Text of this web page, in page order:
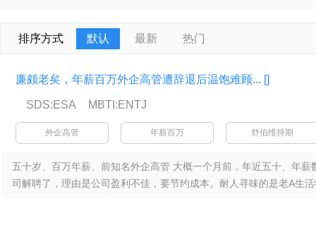
排序方式 默认 最新 热门
廉颇老矣，年薪百万外企高管遭辞退后温饱难顾... []
SDS:ESA MBTI:ENTJ
外企高管 年薪百万 舒伯维持期
五十岁、百万年薪、前知名外企高管 大概一个月前，年近五十、年薪
司解聘了，理由是公司盈利不佳，要节约成本。耐人寻味的是老A生